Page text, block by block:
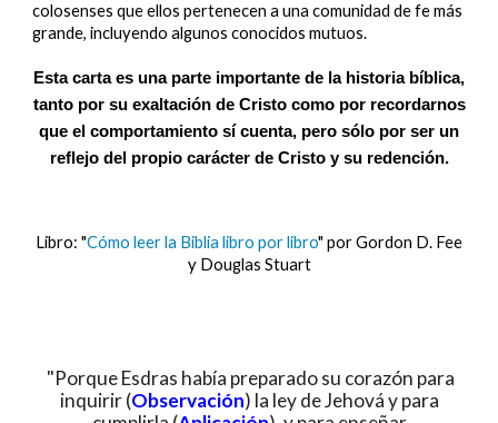
colosenses que ellos pertenecen a una comunidad de fe más
grande, incluyendo algunos conocidos mutuos.
Esta carta es una parte importante de la historia bíblica,
tanto por su exaltación de Cristo como por recordarnos
que el comportamiento sí cuenta, pero sólo por ser un
reflejo del propio carácter de Cristo y su redención.
Libro: "Cómo leer la Biblia libro por libro" por Gordon D. Fee
y Douglas Stuart
"Porque Esdras había preparado su corazón para
inquirir (Observación) la ley de Jehová y para